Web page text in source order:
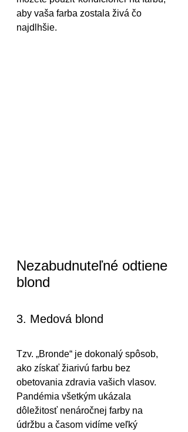
aby vaša farba zostala živá čo
najdlhšie.
Nezabudnuteľné odtiene
blond
3. Medová blond
Tzv. „Bronde“ je dokonalý spôsob,
ako získať žiarivú farbu bez
obetovania zdravia vašich vlasov.
Pandémia všetkým ukázala
dôležitosť nenáročnej farby na
údržbu a časom vidíme veľký